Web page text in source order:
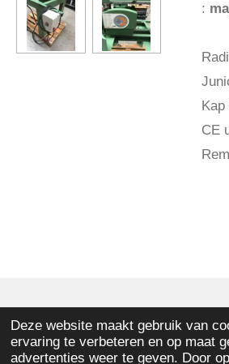
Deze website maakt gebruik van
ervaring te verbeteren en op maat
advertenties weer te geven. Door op
:
CE
© 2025 - 2026 Memphis
Powered by JouwWeb